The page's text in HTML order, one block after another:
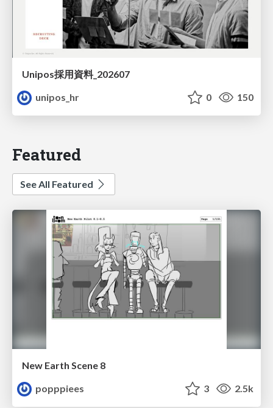
Unipos採用資料_202607
unipos_hr
0 150
Featured
See All Featured
New Earth Scene 8
popppiees
3 2.5k